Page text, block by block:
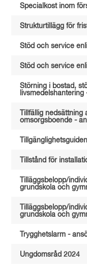
Specialkost inom
Strukturtillägg för
Stöd och service
Stöd och service
Störning i bostad,
livsmedelshantering
Tillfällig
omsorgsboende -
Tillgänglighetsguiden
Tillstånd för
Tilläggsbelopp/
grundskola och
Tilläggsbelopp/
grundskola och
Trygghetslarm -
Ungdomsråd 2024